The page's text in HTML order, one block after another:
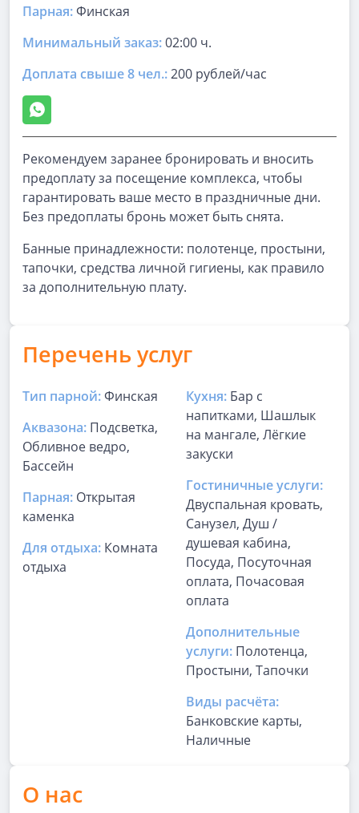
Парная:Финская
Минимальный заказ:02:00 ч.
Доплата свыше 8 чел.:200 рублей/час
Рекомендуем заранее бронировать и вносить
предоплату за посещение комплекса, чтобы
гарантировать ваше место в праздничные дни.
Без предоплаты бронь может быть снята.
Банные принадлежности: полотенце, простыни,
тапочки, средства личной гигиены, как правило
за дополнительную плату.
Перечень услуг
Тип парной:Финская
Аквазона: Подсветка,
Обливное ведро,
Бассейн
Парная: Открытая
каменка
Для отдыха: Комната
отдыха
Кухня: Бар с
напитками, Шашлык
на мангале, Лёгкие
закуски
Гостиничные услуги:
Двуспальная кровать,
Санузел, Душ /
душевая кабина,
Посуда, Посуточная
оплата, Почасовая
оплата
Дополнительные
услуги: Полотенца,
Простыни, Тапочки
Виды расчёта:
Банковские карты,
Наличные
О нас